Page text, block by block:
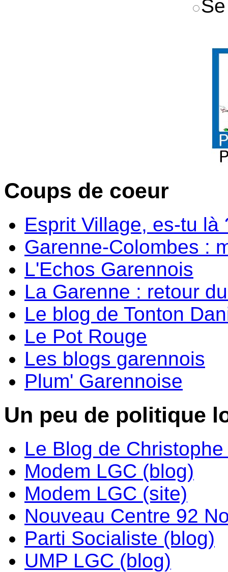
Coups de coeur
Esprit Village, es-tu là
Garenne-Colombes :
L'Echos Garennois
La Garenne : retour
Le blog de Tonton
Le Pot Rouge
Les blogs garennois
Plum' Garennoise
Un peu de politique
Le Blog de
Modem LGC (blog)
Modem LGC (site)
Nouveau Centre 92
Parti Socialiste (blog)
UMP LGC (blog)